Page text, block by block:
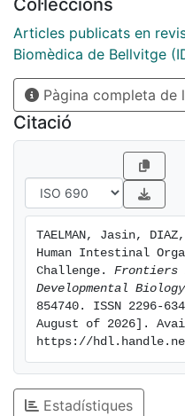
towards major intestinal
past decade, the use of
been instrumental to
development,
Intestinal organoids can
stem cells (PSC) or from
cells (ISC). Both types
their respective
review, we describe the
intestinal organoids,
ISC-derived organoids.
Col·leccions
Articles publicats en
Biomèdica de Bellvitge
Pàgina completa de
Citació
TAELMAN, Jasin,
Human Intestinal
Challenge. Frontiers
Developmental Biology
854740. ISSN 2296-
August of 2026].
https://
Estadístiques